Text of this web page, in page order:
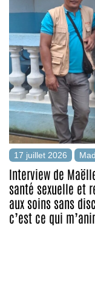
17 juillet 2026
Interview de
santé sexuelle et
aux soins sans
c’est ce qui